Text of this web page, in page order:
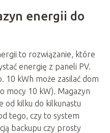
energii do
to rozwiązanie, które
energię z paneli PV.
10 kWh może zasilać dom
mocy 10 kW). Magazyn
od kilku do kilkunastu
tego, czy to system
backupu czy prosty